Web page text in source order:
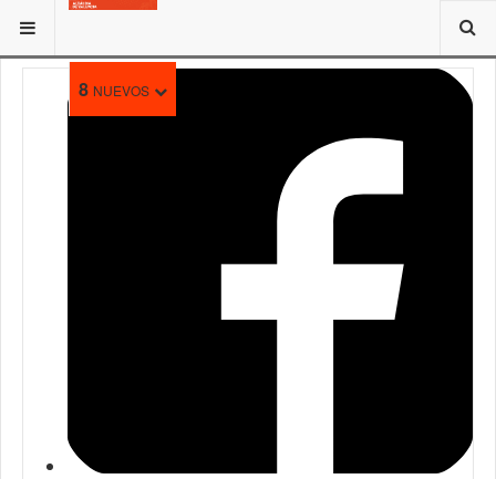
8 NUEVOS
ESTÁ AQUÍ: